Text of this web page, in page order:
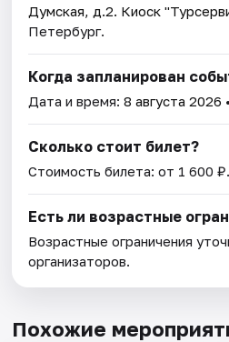
Думская, д.2. Киоск
Петербург.
Когда запланирован
Дата и время:8 августа 2026
Сколько стоит билет?
Стоимость билета: от 1 600 ₽.
Есть ли возрастные
Возрастные ограничения
организаторов.
Похожие